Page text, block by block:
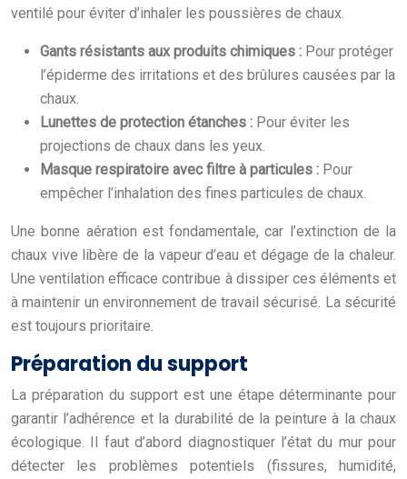
ventilé pour éviter d’inhaler les poussières de chaux.
Gants résistants aux produits chimiques : Pour protéger
l’épiderme des irritations et des brûlures causées par la
chaux.
Lunettes de protection étanches : Pour éviter les
projections de chaux dans les yeux.
Masque respiratoire avec filtre à particules : Pour
empêcher l’inhalation des fines particules de chaux.
Une bonne aération est fondamentale, car l’extinction de la
chaux vive libère de la vapeur d’eau et dégage de la chaleur.
Une ventilation efficace contribue à dissiper ces éléments et
à maintenir un environnement de travail sécurisé. La sécurité
est toujours prioritaire.
Préparation du support
La préparation du support est une étape déterminante pour
garantir l’adhérence et la durabilité de la peinture à la chaux
écologique. Il faut d’abord diagnostiquer l’état du mur pour
détecter les problèmes potentiels (fissures, humidité,